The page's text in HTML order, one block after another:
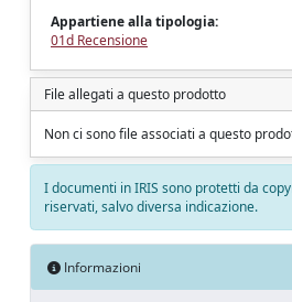
Appartiene alla tipologia:
01d Recensione
File allegati a questo prodotto
Non ci sono file associati a questo
I documenti in IRIS sono protetti da
riservati, salvo diversa indicazione.
Informazioni